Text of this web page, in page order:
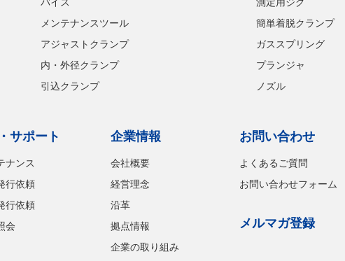
メンテナンスツール
アジャストクランプ
内・外径クランプ
引込クランプ
簡単着脱クランプ
ガススプリング
プランジャ
ノズル
サポート
ナンス
行依頼
行依頼
会
企業情報
会社概要
経営理念
沿革
拠点情報
企業の取り組み
お問い合わせ
よくあるご質問
お問い合わせフォーム
メルマガ登録